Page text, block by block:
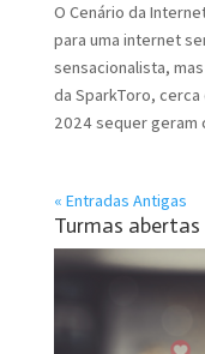
O Cenário da
para uma internet
sensacionalista,
da SparkToro,
2024 sequer geram
« Entradas Antigas
Turmas abertas